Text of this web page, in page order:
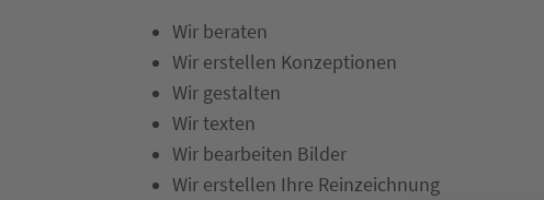
Wir beraten
Wir erstellen Konzeptionen
Wir gestalten
Wir texten
Wir bearbeiten Bilder
Wir erstellen Ihre Reinzeichnung